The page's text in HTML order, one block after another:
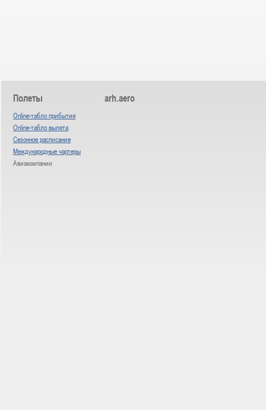
Полеты
Online-табло прибытия
Online-табло вылета
Сезонное расписание
Международные чартеры
Авиакомпании
arh.aero